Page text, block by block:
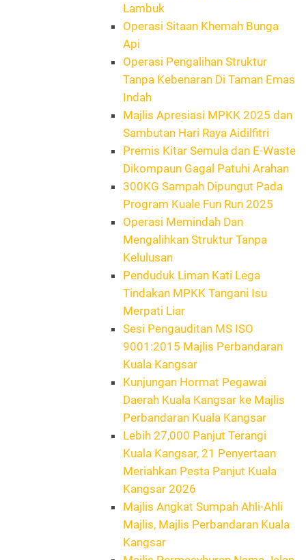
Lambuk
Operasi Sitaan Khemah Bunga
Api
Operasi Pengalihan Struktur
Tanpa Kebenaran Di Taman Emas
Indah
Majlis Apresiasi MPKK 2025 dan
Sambutan Hari Raya Aidilfitri
Premis Kitar Semula dan E-Waste
Dikompaun Gagal Patuhi Arahan
300KG Sampah Dipungut Pada
Program Kuale Fun Run 2025
Operasi Memindah Dan
Mengalihkan Struktur Tanpa
Kelulusan
Penduduk Liman Kati Lega
Tindakan MPKK Tangani Isu
Merpati Liar
Sesi Pengauditan MS ISO
9001:2015 Majlis Perbandaran
Kuala Kangsar
Kunjungan Hormat Pegawai
Daerah Kuala Kangsar ke Majlis
Perbandaran Kuala Kangsar
Lebih 27,000 Panjut Terangi
Kuala Kangsar, 21 Penyertaan
Meriahkan Pesta Panjut Kuala
Kangsar 2026
Majlis Angkat Sumpah Ahli-Ahli
Majlis, Majlis Perbandaran Kuala
Kangsar